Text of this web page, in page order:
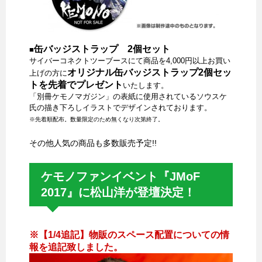
■缶バッジストラップ 2個セット
サイバーコネクトツーブースにて商品を4,000円以上お買い
上げの方にオリジナル缶バッジストラップ2個セッ
トを先着でプレゼント いたします。
「別冊ケモノマガジン」の表紙に使用されているソウスケ
氏の描き下ろしイラストでデザインされております。
※先着順配布。数量限定のため無くなり次第終了。
その他人気の商品も多数販売予定!!
ケモノファンイベント『JMoF
2017』に松山洋が登壇決定！
※【1/4追記】物販のスペース配置についての情
報を追記致しました。